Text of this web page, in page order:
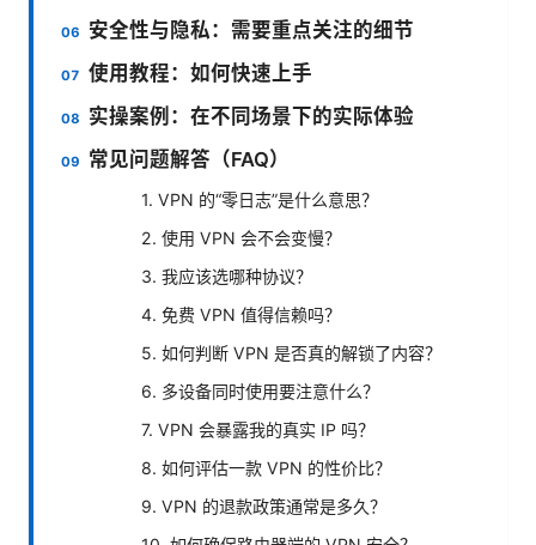
安全性与隐私：需要重点关注的细节
使用教程：如何快速上手
实操案例：在不同场景下的实际体验
常见问题解答（FAQ）
1. VPN 的“零日志”是什么意思？
2. 使用 VPN 会不会变慢？
3. 我应该选哪种协议？
4. 免费 VPN 值得信赖吗？
5. 如何判断 VPN 是否真的解锁了内容？
6. 多设备同时使用要注意什么？
7. VPN 会暴露我的真实 IP 吗？
8. 如何评估一款 VPN 的性价比？
9. VPN 的退款政策通常是多久？